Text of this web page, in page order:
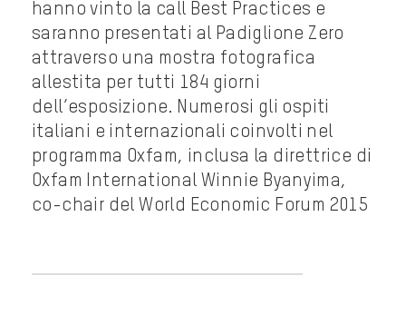
hanno vinto la call Best Practices e
saranno presentati al Padiglione Zero
attraverso una mostra fotografica
allestita per tutti 184 giorni
dell’esposizione. Numerosi gli ospiti
italiani e internazionali coinvolti nel
programma Oxfam, inclusa la direttrice di
Oxfam International Winnie Byanyima,
co-chair del World Economic Forum 2015